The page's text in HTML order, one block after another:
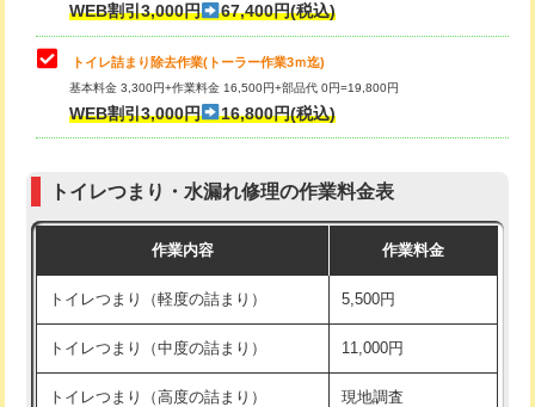
WEB割引3,000円 67,400円(税込)
トイレ詰まり除去作業(トーラー作業3ｍ迄)
基本料金 3,300円+作業料金 16,500円+部品代 0円=19,800円
WEB割引3,000円 16,800円(税込)
トイレつまり・水漏れ修理の作業料金表
作業内容 作業料金
トイレつまり（軽度の詰まり） 5,500円
トイレつまり（中度の詰まり） 11,000円
トイレつまり（高度の詰まり） 現地調査